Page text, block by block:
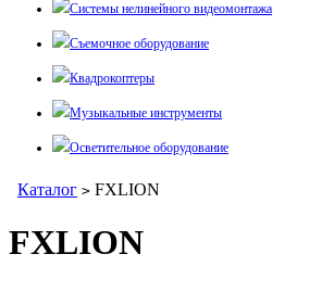
Системы нелинейного видеомонтажа
Съемочное оборудование
Квадрокоптеры
Музыкальные инструменты
Осветительное оборудование
Каталог > FXLION
FXLION